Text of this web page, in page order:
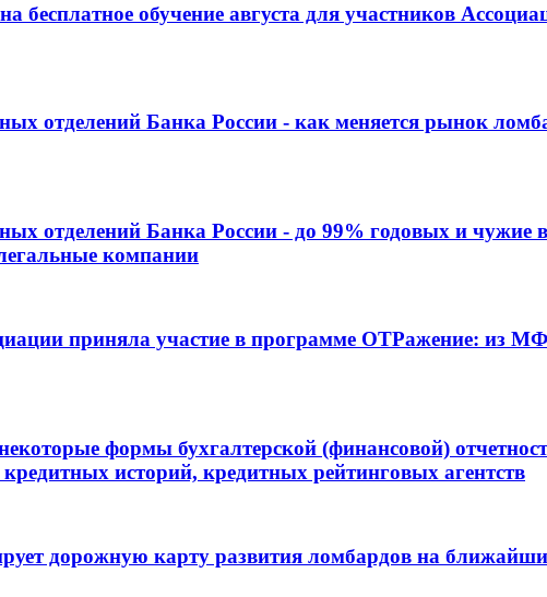
бесплатное обучение августа для участников
отделений Банка России - как меняется рынок
отделений Банка России - до 99% годовых и
компании
приняла участие в программе ОТРажение: из
формы бухгалтерской (финансовой)
историй, кредитных рейтинговых агентств
дорожную карту развития ломбардов на